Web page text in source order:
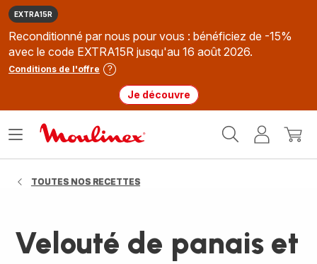
EXTRA15R
Reconditionné par nous pour vous : bénéficiez de -15%
avec le code EXTRA15R jusqu'au 16 août 2026.
Conditions de l'offre
Je découvre
MonMon
Ouvrir
TOUTES NOS RECETTES
Velouté de panais et